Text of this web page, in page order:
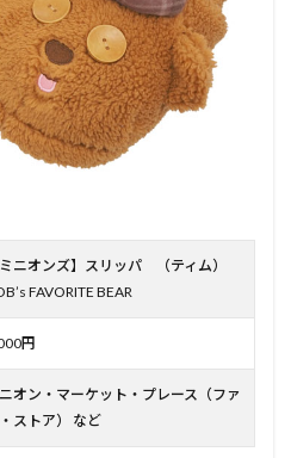
ミニオンズ】スリッパ （ティム）
FAVORITE BEAR
円
オン・マーケット・プレース（ファ
ストア） など